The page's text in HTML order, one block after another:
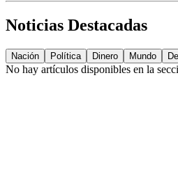
Noticias Destacadas
Nación Política Dinero Mundo
No hay artículos disponibles en la